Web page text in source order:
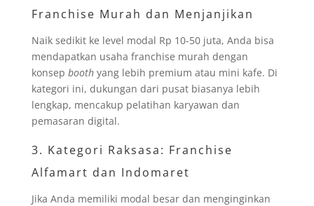
Franchise Murah dan Menjanjikan
Naik sedikit ke level modal Rp 10-50 juta, Anda bisa
mendapatkan usaha franchise murah dengan
konsep boothyang lebih premium atau mini kafe. Di
kategori ini, dukungan dari pusat biasanya lebih
lengkap, mencakup pelatihan karyawan dan
pemasaran digital.
3. Kategori Raksasa: Franchise
Alfamart dan Indomaret
Jika Anda memiliki modal besar dan menginginkan